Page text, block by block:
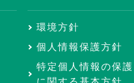
環境方針
個人情報保護方針
特定個人情報の保護